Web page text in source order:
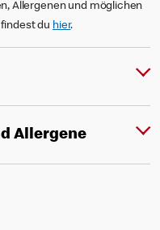
Allergenen und möglichen
du hier.
Allergene